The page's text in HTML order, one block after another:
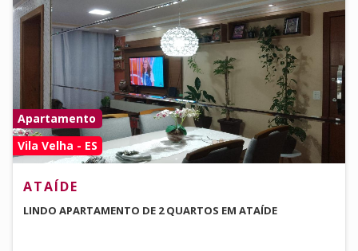
Apartamento
Vila Velha - ES
ATAÍDE
LINDO APARTAMENTO DE 2 QUARTOS EM ATAÍDE